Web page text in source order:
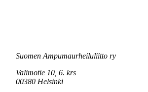
Suomen Ampumaurheiluliitto ry
Valimotie 10, 6. krs
00380 Helsinki